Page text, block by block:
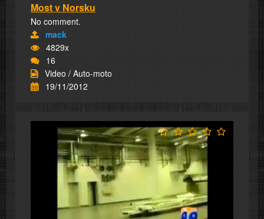
Most v Norsku
No comment.
mack
4829x
16
Video / Auto-moto
19/11/2012